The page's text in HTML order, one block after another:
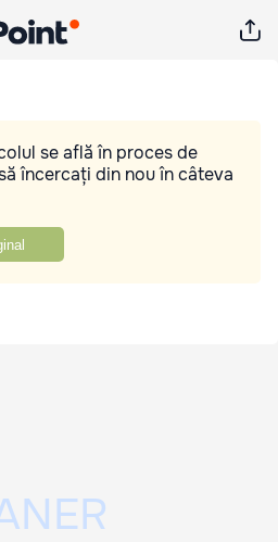
se află în proces de
încercați din nou în câteva